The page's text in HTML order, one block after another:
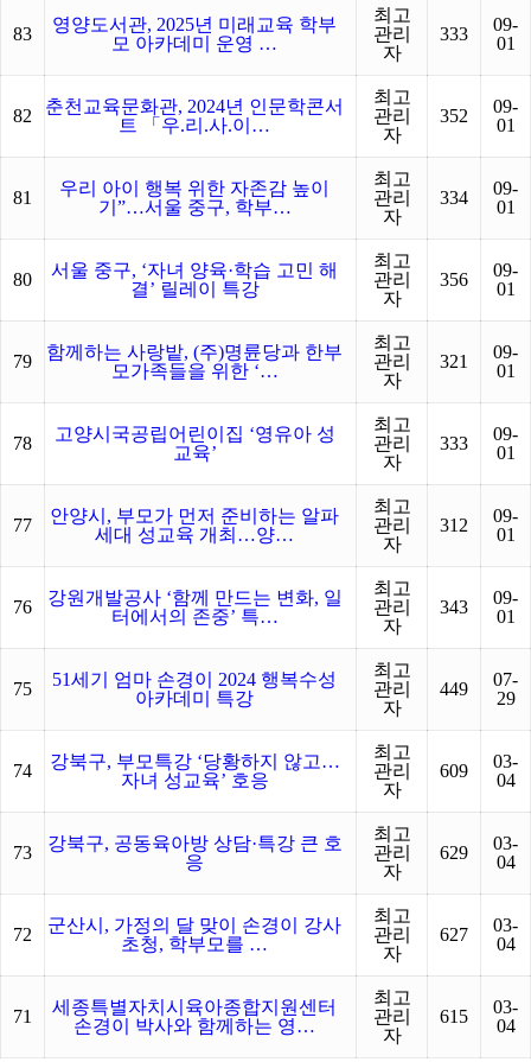
83
영양도서관, 2025년 미래교육 학부
모 아카데미 운영 …
최고
관리
자
333
09-
01
82
춘천교육문화관, 2024년 인문학콘서
트 「우.리.사.이…
최고
관리
자
352
09-
01
81
우리 아이 행복 위한 자존감 높이
기”…서울 중구, 학부…
최고
관리
자
334
09-
01
80
서울 중구, ‘자녀 양육·학습 고민 해
결’ 릴레이 특강
최고
관리
자
356
09-
01
79
함께하는 사랑밭, (주)명륜당과 한부
모가족들을 위한 ‘…
최고
관리
자
321
09-
01
78
고양시국공립어린이집 ‘영유아 성
교육’
최고
관리
자
333
09-
01
77
안양시, 부모가 먼저 준비하는 알파
세대 성교육 개최…양…
최고
관리
자
312
09-
01
76
강원개발공사 ‘함께 만드는 변화, 일
터에서의 존중’ 특…
최고
관리
자
343
09-
01
75
51세기 엄마 손경이 2024 행복수성
아카데미 특강
최고
관리
자
449
07-
29
74
강북구, 부모특강 ‘당황하지 않고…
자녀 성교육’ 호응
최고
관리
자
609
03-
04
73
강북구, 공동육아방 상담·특강 큰 호
응
최고
관리
자
629
03-
04
72
군산시, 가정의 달 맞이 손경이 강사
초청, 학부모를 …
최고
관리
자
627
03-
04
71
세종특별자치시육아종합지원센터
손경이 박사와 함께하는 영…
최고
관리
자
615
03-
04